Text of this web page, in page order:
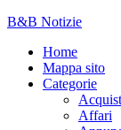
B&B Notizie
Home
Mappa sito
Categorie
Affari